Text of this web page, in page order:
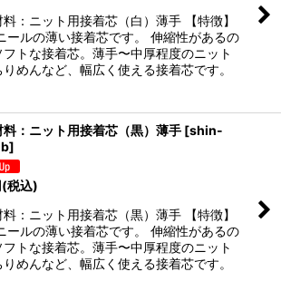
：ニット用接着芯（白）薄手 【特徴】
ールの薄い接着芯です。 伸縮性があるの
フトな接着芯。薄手〜中厚程度のニット
めんなど、幅広く使える接着芯です。
料：ニット用接着芯（黒）薄手 [shin-
]
(税込)
：ニット用接着芯（黒）薄手 【特徴】
ールの薄い接着芯です。 伸縮性があるの
フトな接着芯。薄手〜中厚程度のニット
めんなど、幅広く使える接着芯です。